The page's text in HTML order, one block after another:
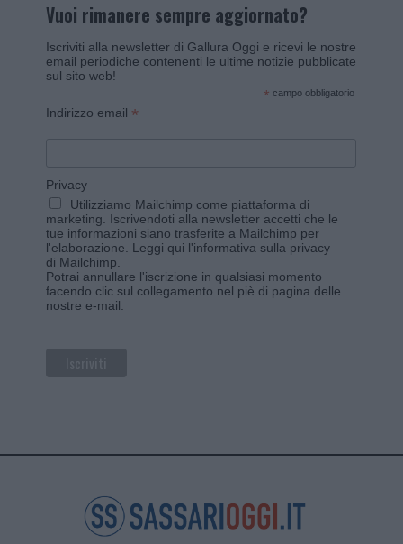
Vuoi rimanere sempre aggiornato?
Iscriviti alla newsletter di Gallura Oggi e ricevi le nostre
email periodiche contenenti le ultime notizie pubblicate
sul sito web!
* campo obbligatorio
Indirizzo email *
Privacy
Utilizziamo Mailchimp come piattaforma di
marketing. Iscrivendoti alla newsletter accetti che le
tue informazioni siano trasferite a Mailchimp per
l'elaborazione. Leggi qui l'informativa sulla privacy
di Mailchimp
Potrai annullare l'iscrizione in qualsiasi momento
facendo clic sul collegamento nel piè di pagina delle
nostre e-mail.